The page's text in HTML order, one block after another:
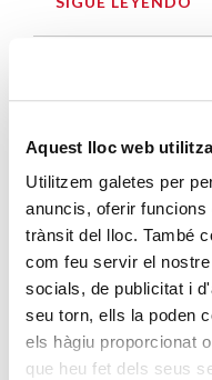
Aquest lloc web
Utilitzem galetes per
anuncis, oferir
trànsit del lloc. També
com feu servir el
socials, de publicitat i
seu torn, ells la poden
els hàgiu proporcionat
que heu fet dels seus
Mucho más que
SIGUE LEYENDO
Endulzando la
SIGUE LEYENDO
ENTRADAS